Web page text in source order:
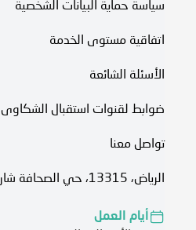
سياسة حماية البيانات الشخصية
اتفاقية مستوى الخدمة​
الأسئلة الشائعة
ضوابط لقنوات استقبال الشكاوى
تواصل معنا
الرياض، 13315، حي الصحافة شارع العليا 7370 - 7298
أيام العمل